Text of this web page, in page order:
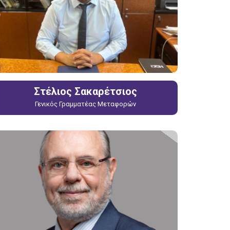
Στέλιος Σακαρέτσιος
Γενικός Γραμματέας Μεταφορών